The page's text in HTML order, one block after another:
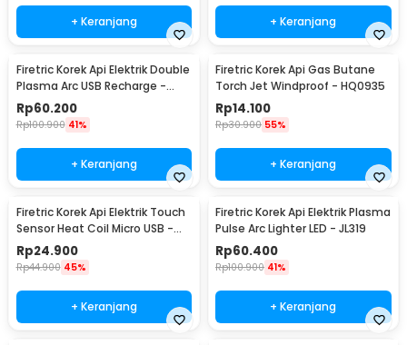
+ Keranjang + Keranjang
Firetric Korek Api Elektrik Double
Plasma Arc USB Recharge -
JL113
Rp60.200
Rp100.900 41%
+ Keranjang
Firetric Korek Api Gas Butane
Torch Jet Windproof - HQ0935
Rp14.100
Rp30.900 55%
+ Keranjang
Firetric Korek Api Elektrik Touch
Sensor Heat Coil Micro USB -
JL711
Rp24.900
Rp44.900 45%
+ Keranjang
Firetric Korek Api Elektrik Plasma
Pulse Arc Lighter LED - JL319
Rp60.400
Rp100.900 41%
+ Keranjang